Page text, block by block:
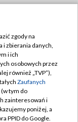
zgody na
i zbierania danych,
i ich
osobowych przez
również „TVP”),
Zaufanych
tym do
zainteresowań i
poniżej, a
PPID do Google.